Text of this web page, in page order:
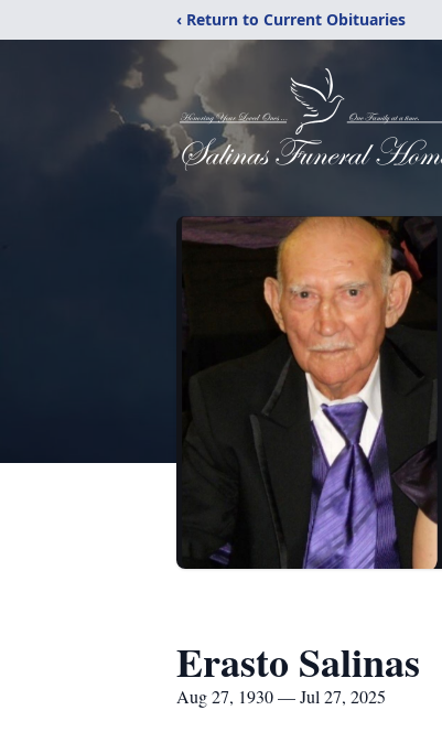
‹ Return to Current Obituaries
Erasto Salinas
Aug 27, 1930 — Jul 27, 2025